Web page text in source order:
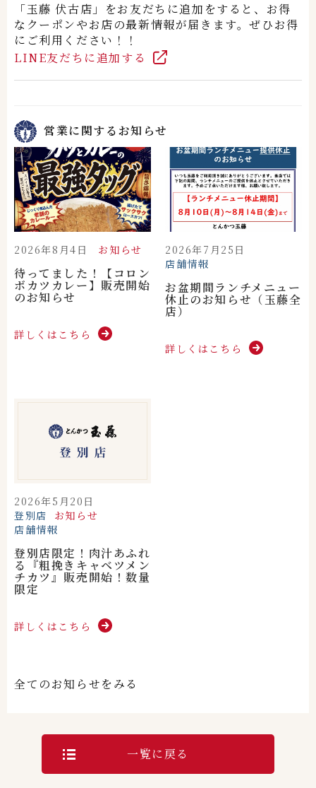
「玉藤 伏古店」をお友だちに追加をすると、お得
なクーポンやお店の最新情報が届きます。ぜひお得
にご利用ください！！
LINE友だちに追加する
営業に関するお知らせ
2026年8月4日 お知らせ
待ってました！【コロン
ボカツカレー】販売開始
のお知らせ
詳しくはこちら
2026年7月25日
店舗情報
お盆期間ランチメニュー
休止のお知らせ（玉藤全
店）
詳しくはこちら
2026年5月20日
登別店
お知らせ
店舗情報
登別店限定！肉汁あふれ
る『粗挽きキャベツメン
チカツ』販売開始！数量
限定
詳しくはこちら
全てのお知らせをみる
一覧に戻る